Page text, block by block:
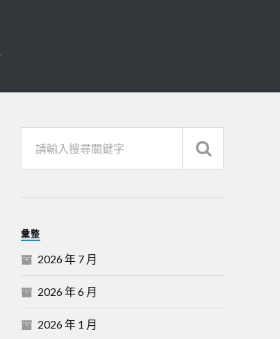
彙整
2026 年 7 月
2026 年 6 月
2026 年 1 月